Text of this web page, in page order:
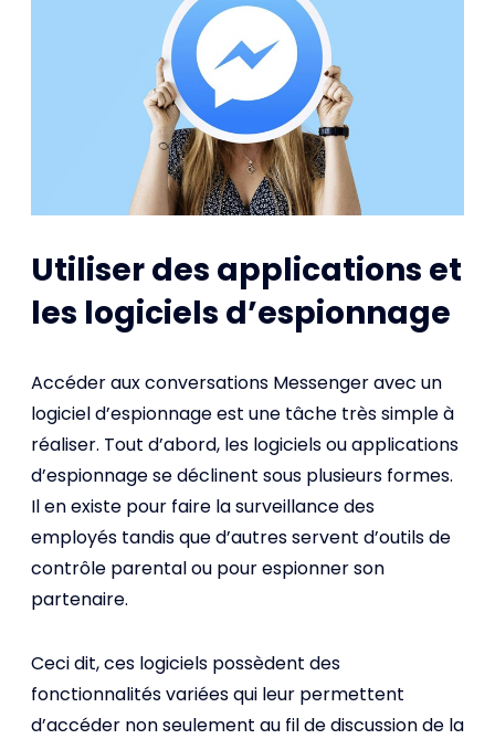
Utiliser des applications et
les logiciels d’espionnage
Accéder aux conversations Messenger avec un
logiciel d’espionnage est une tâche très simple à
réaliser. Tout d’abord, les logiciels ou applications
d’espionnage se déclinent sous plusieurs formes.
Il en existe pour faire la surveillance des
employés tandis que d’autres servent d’outils de
contrôle parental ou pour espionner son
partenaire.
Ceci dit, ces logiciels possèdent des
fonctionnalités variées qui leur permettent
d’accéder non seulement au fil de discussion de la